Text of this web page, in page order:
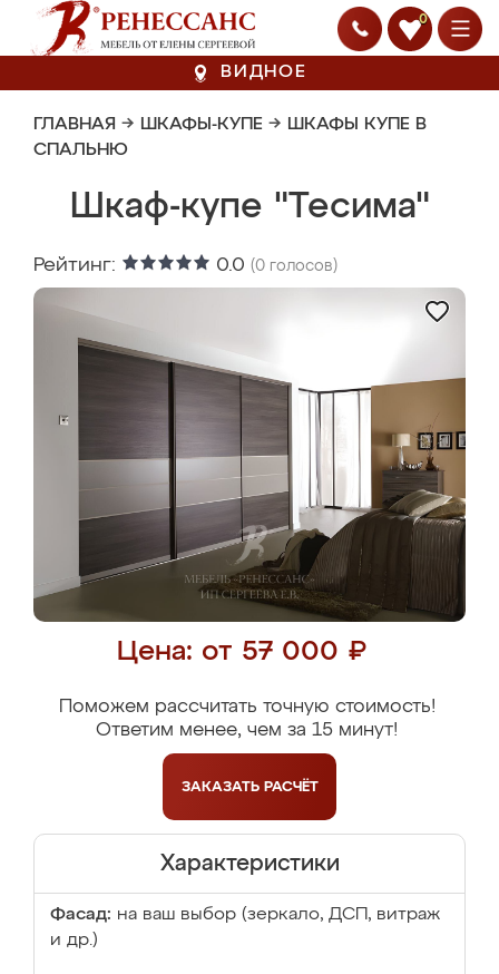
0
ВИДНОЕ
ГЛАВНАЯ → ШКАФЫ-КУПЕ → ШКАФЫ КУПЕ В
СПАЛЬНЮ
Шкаф-купе "Тесима"
Рейтинг: 0.0 (0 голосов)
Цена: от 57 000 ₽
Поможем рассчитать точную стоимость!
Ответим менее, чем за 15 минут!
ЗАКАЗАТЬ РАСЧЁТ
Характеристики
Фасад: на ваш выбор (зеркало, ДСП, витраж
и др.)